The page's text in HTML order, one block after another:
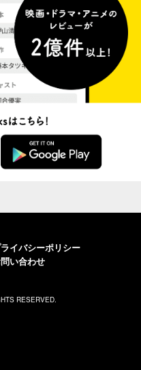
イバシーポリシー
い合わせ
RESERVED.